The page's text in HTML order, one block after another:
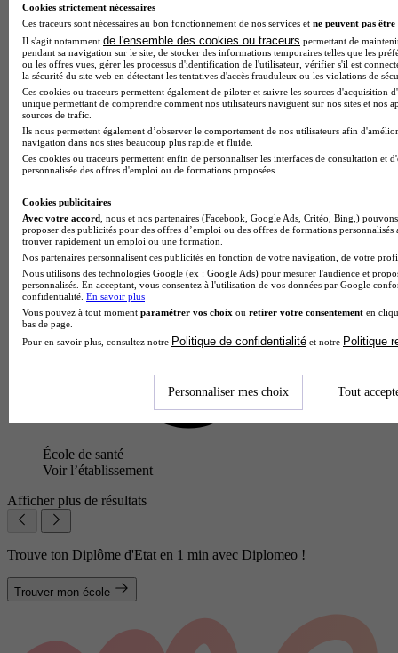
IFSI - IFAS
Aucun avis
Chaumont
École de santé
Voir l’établissement
Afficher plus de résultats
Trouve ton Diplôme d'Etat en 1 min avec Diplomeo !
Trouver mon école
Cookies strictement nécessaires
Ces traceurs sont nécessaires au bon fonctionnement de nos services et ne peuvent pas être
Il s'agit notamment de l'ensemble des cookies ou traceurs permettant de
pendant sa navigation sur le site, de stocker des informations temporaires telles que les
ou les offres vues, gérer les processus d'identification de l'utilisateur, vérifier s'il est
la sécurité du site web en détectant les tentatives d'accès frauduleux ou les violations de
Ces cookies ou traceurs permettent également de piloter et suivre les sources d'acquisition
unique permettant de comprendre comment nos utilisateurs naviguent sur nos sites et nos
sources de trafic.
Ils nous permettent également d’observer le comportement de nos utilisateurs afin
navigation dans nos sites beaucoup plus rapide et fluide.
Ces cookies ou traceurs permettent enfin de personnaliser les interfaces de consultation et
personnalisée des offres d'emploi ou de formations proposées.
Cookies publicitaires
Avec votre accord , nous et nos partenaires (Facebook, Google Ads, Critéo, Bing,)
proposer des publicités pour des offres d’emploi ou des offres de formations
trouver rapidement un emploi ou une formation.
Nos partenaires personnalisent ces publicités en fonction de votre navigation, de votre
Nous utilisons des technologies Google (ex : Google Ads) pour mesurer l'audience et
personnalisés. En acceptant, vous consentez à l'utilisation de vos données par Google
confidentialité. En savoir plus
Vous pouvez à tout moment paramétrer vos choix ou retirer votre consentement en
bas de page.
Pour en savoir plus, consultez notre Politique de confidentialité et notre Politique
Personnaliser mes choix Tout